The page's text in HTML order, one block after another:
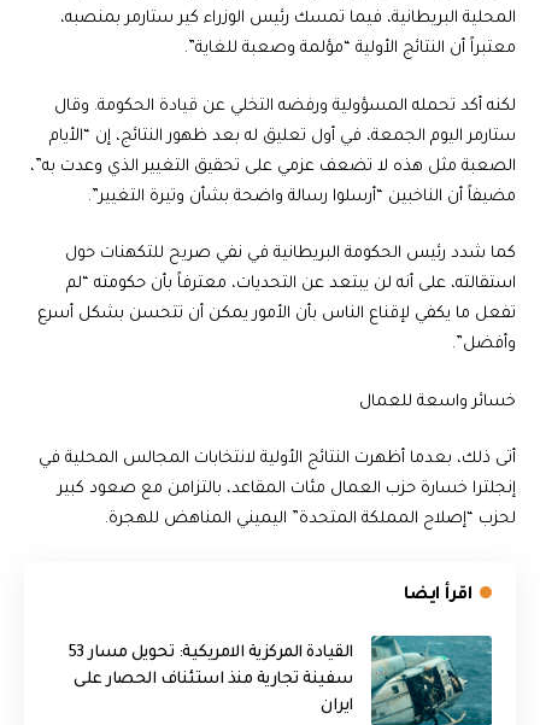
المحلية البريطانية، فيما تمسك رئيس الوزراء كير ستارمر بمنصبه،
معتبراً أن النتائج الأولية “مؤلمة وصعبة للغاية”.
لكنه أكد تحمله المسؤولية ورفضه التخلي عن قيادة الحكومة. وقال
ستارمر اليوم الجمعة، في أول تعليق له بعد ظهور النتائج، إن “الأيام
الصعبة مثل هذه لا تضعف عزمي على تحقيق التغيير الذي وعدت به”،
مضيفاً أن الناخبين “أرسلوا رسالة واضحة بشأن وتيرة التغيير”.
كما شدد رئيس الحكومة البريطانية في نفي صريح للتكهنات حول
استقالته، على أنه لن يبتعد عن التحديات، معترفاً بأن حكومته “لم
تفعل ما يكفي لإقناع الناس بأن الأمور يمكن أن تتحسن بشكل أسرع
وأفضل”.
خسائر واسعة للعمال
أتى ذلك، بعدما أظهرت النتائج الأولية لانتخابات المجالس المحلية في
إنجلترا خسارة حزب العمال مئات المقاعد، بالتزامن مع صعود كبير
لحزب “إصلاح المملكة المتحدة” اليميني المناهض للهجرة.
اقرأ ايضا
القيادة المركزية الامريكية: تحويل مسار 53
سفينة تجارية منذ استئناف الحصار على
ايران